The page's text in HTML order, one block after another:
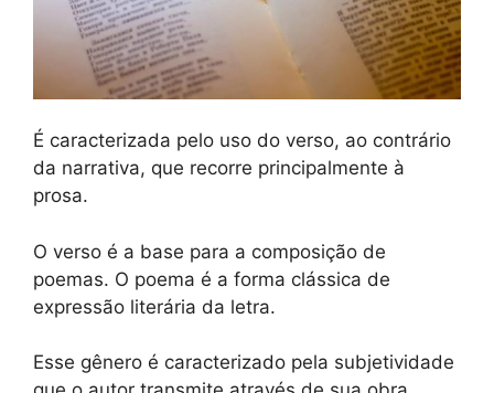
É caracterizada pelo uso do verso, ao contrário
da narrativa, que recorre principalmente à
prosa.
O verso é a base para a composição de
poemas. O poema é a forma clássica de
expressão literária da letra.
Esse gênero é caracterizado pela subjetividade